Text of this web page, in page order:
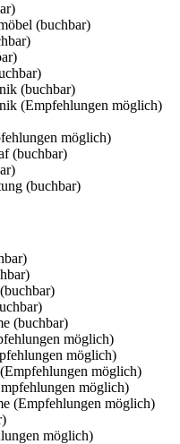
(buchbar)
(buchbar)
(Empfehlungen möglich)
möglich)
(buchbar)
(buchbar)
(buchbar)
möglich)
möglich)
möglich)
möglich)
(Empfehlungen möglich)
möglich)